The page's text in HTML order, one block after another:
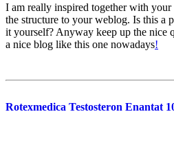
I am really inspired together with
the structure to your weblog. Is this a
it yourself? Anyway keep up the nice
a nice blog like this one nowadays!
Rotexmedica Testosteron Enantat